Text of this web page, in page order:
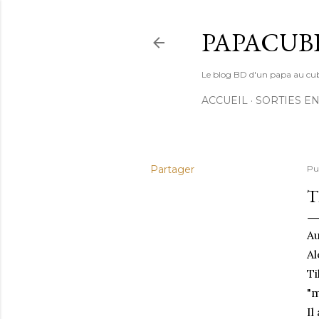
Le blog BD d'un papa au
ACCUEIL SORTIES
Partager
Il